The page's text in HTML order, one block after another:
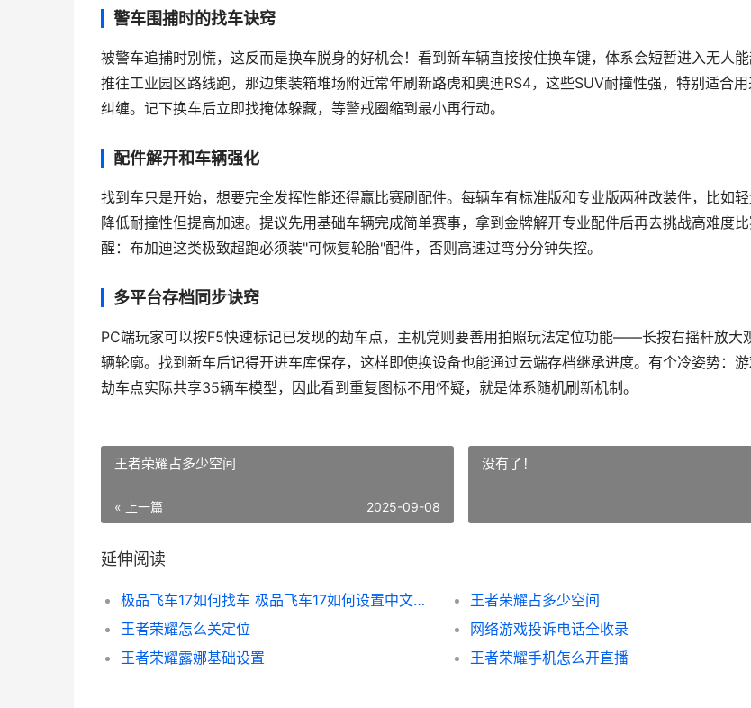
警车围捕时的找车诀窍
被警车追捕时别慌，这反而是换车脱身的好机会！ 看到新车辆直接按住换车键，体系会短暂进入无人
推往工业园区路线跑，那边集装箱堆场附近常年刷新路虎和奥迪RS4，这些SUV耐撞性强，特别适合
纠缠。记下换车后立即找掩体躲藏，等警戒圈缩到最小再行动。
配件解开和车辆强化
找到车只是开始，想要完全发挥性能还得赢比赛刷配件。每辆车有标准版和专业版两种改装件，比如
降低耐撞性但提高加速。提议先用基础车辆完成简单赛事，拿到金牌解开专业配件后再去挑战高难度
醒：布加迪这类极致超跑必须装"可恢复轮胎"配件，否则高速过弯分分钟失控。
多平台存档同步诀窍
PC端玩家可以按F5快速标记已发现的劫车点，主机党则要善用拍照玩法定位功能——长按右摇杆放大
辆轮廓。找到新车后记得开进车库保存，这样即使换设备也能通过云端存档继承进度。有个冷姿势：
劫车点实际共享35辆车模型，因此看到重复图标不用怀疑，就是体系随机刷新机制。
王者荣耀占多少空间
« 上一篇 2025-09-08
没有了！
延伸阅读
极品飞车17如何找车 极品飞车17如何设置中文详细图文教程
王者荣耀占多少空间
王者荣耀怎么关定位
网络游戏投诉电话全收录
王者荣耀露娜基础设置
王者荣耀手机怎么开直播